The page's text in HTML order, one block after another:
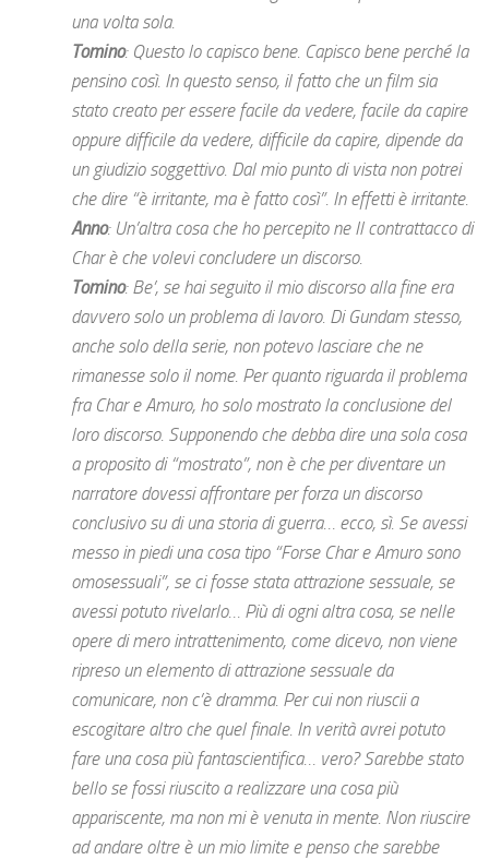
una volta sola.
Tomino: Questo lo capisco bene. Capisco bene perché la
pensino così. In questo senso, il fatto che un film sia
stato creato per essere facile da vedere, facile da capire
oppure difficile da vedere, difficile da capire, dipende da
un giudizio soggettivo. Dal mio punto di vista non potrei
che dire “è irritante, ma è fatto così”. In effetti è irritante.
Anno: Un’altra cosa che ho percepito ne Il contrattacco di
Char è che volevi concludere un discorso.
Tomino: Be’, se hai seguito il mio discorso alla fine era
davvero solo un problema di lavoro. Di Gundam stesso,
anche solo della serie, non potevo lasciare che ne
rimanesse solo il nome. Per quanto riguarda il problema
fra Char e Amuro, ho solo mostrato la conclusione del
loro discorso. Supponendo che debba dire una sola cosa
a proposito di “mostrato”, non è che per diventare un
narratore dovessi affrontare per forza un discorso
conclusivo su di una storia di guerra… ecco, sì. Se avessi
messo in piedi una cosa tipo “Forse Char e Amuro sono
omosessuali”, se ci fosse stata attrazione sessuale, se
avessi potuto rivelarlo… Più di ogni altra cosa, se nelle
opere di mero intrattenimento, come dicevo, non viene
ripreso un elemento di attrazione sessuale da
comunicare, non c’è dramma. Per cui non riuscii a
escogitare altro che quel finale. In verità avrei potuto
fare una cosa più fantascientifica… vero? Sarebbe stato
bello se fossi riuscito a realizzare una cosa più
appariscente, ma non mi è venuta in mente. Non riuscire
ad andare oltre è un mio limite e penso che sarebbe